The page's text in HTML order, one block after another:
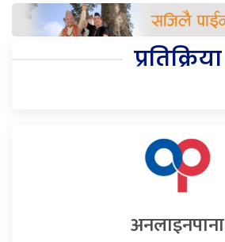
प्रतिक्रिया
अनलाइनपाना